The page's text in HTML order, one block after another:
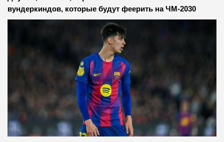
вундеркиндов, которые будут феерить на ЧМ-2030